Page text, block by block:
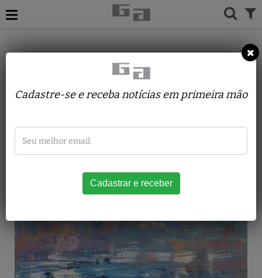
ANA AUGUSTA SILVEIRA
Azuis
Cadastre-se e receba notícias em primeira mão